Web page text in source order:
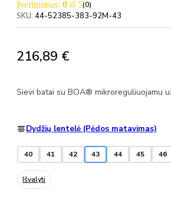
Įvertinimas: 0 iš 5(0)
SKU: 44-52385-383-92M-43
216,89 €
Sievi batai su BOA® mikroreguliuojamu
Dydžių lentelė (Pėdos matavimas)
40 41 42 43 44 45 46
Išvalyti